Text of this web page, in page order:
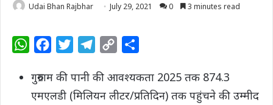
Udai Bhan Rajbhar July 29, 2021 0 3 minutes read
W
a
t
c
e
i
t
l
e
p
y
a
r
गुरुग्राम की पानी की आवश्यकता 2025 तक 874.3
एमएलडी (मिलियन लीटर/प्रतिदिन) तक पहुंचने की उम्मीद